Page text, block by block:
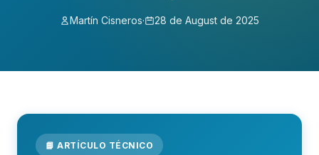
Martín Cisneros· 28 de August de 2025
📘 ARTÍCULO TÉCNICO